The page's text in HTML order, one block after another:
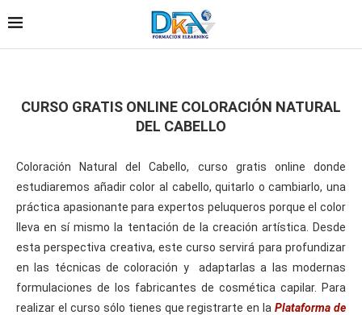
CURSO GRATIS ONLINE COLORACIÓN NATURAL
DEL CABELLO
Coloración Natural del Cabello, curso gratis online donde
estudiaremos añadir color al cabello, quitarlo o cambiarlo, una
práctica apasionante para expertos peluqueros porque el color
lleva en sí mismo la tentación de la creación artística. Desde
esta perspectiva creativa, este curso servirá para profundizar
en las técnicas de coloración y adaptarlas a las modernas
formulaciones de los fabricantes de cosmética capilar. Para
realizar el curso sólo tienes que registrarte en laPlataforma de